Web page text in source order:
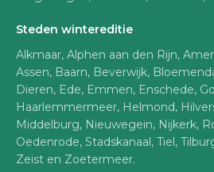
Steden wintereditie
Alkmaar, Alphen aan den Rijn,
Assen, Baarn, Beverwijk,
Dieren, Ede, Emmen, Enschede,
Haarlemmermeer, Helmond,
Middelburg, Nieuwegein, Nijkerk,
Oedenrode, Stadskanaal, Tiel,
Zeist en Zoetermeer.